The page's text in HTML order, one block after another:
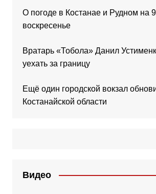
О погоде в Костанае и Рудном на 9
воскресенье
Вратарь «Тобола» Данил
уехать за границу
Ещё один городской вокзал
Костанайской области
Видео